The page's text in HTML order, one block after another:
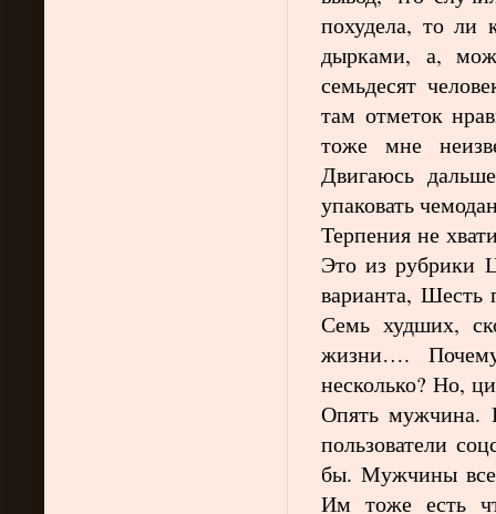
похудела, то ли
дырками, а,
семьдесят
там отметок
тоже мне
Двигаюсь
упаковать
Терпения не
Это из рубрики
варианта, Шесть
Семь худших,
жизни….
несколько? Но,
Опять мужчина.
пользователи
бы. Мужчины
Им тоже есть